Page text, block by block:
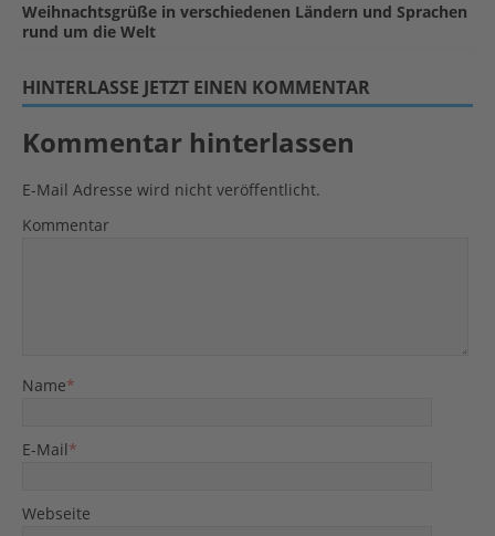
Weihnachtsgrüße in verschiedenen Ländern und Sprachen
rund um die Welt
HINTERLASSE JETZT EINEN KOMMENTAR
Kommentar hinterlassen
E-Mail Adresse wird nicht veröffentlicht.
Kommentar
Name*
E-Mail*
Webseite